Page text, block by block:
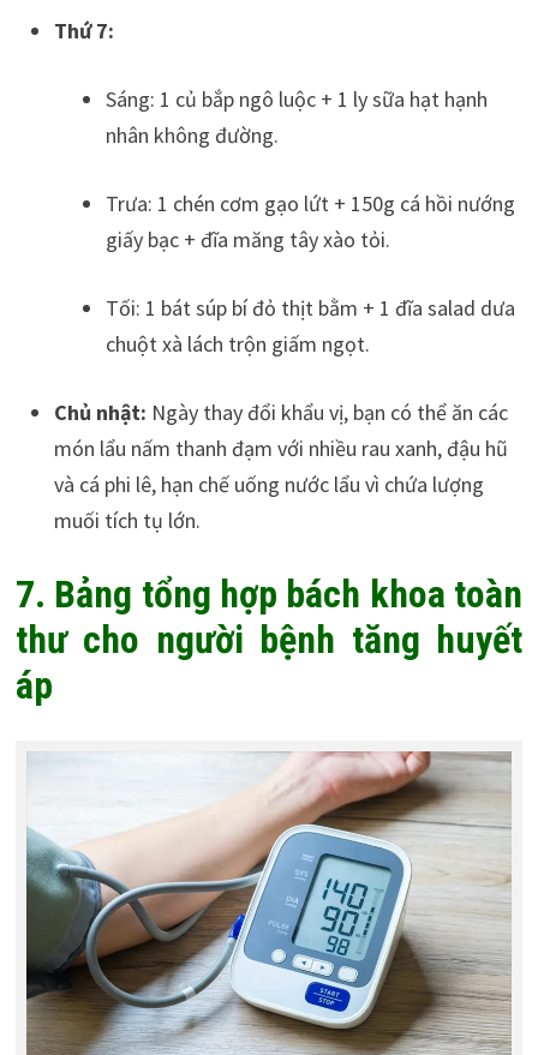
Thứ 7:
Sáng: 1 củ bắp ngô luộc + 1 ly sữa hạt hạnh
nhân không đường.
Trưa: 1 chén cơm gạo lứt + 150g cá hồi nướng
giấy bạc + đĩa măng tây xào tỏi.
Tối: 1 bát súp bí đỏ thịt bằm + 1 đĩa salad dưa
chuột xà lách trộn giấm ngọt.
Chủ nhật: Ngày thay đổi khẩu vị, bạn có thể ăn các
món lẩu nấm thanh đạm với nhiều rau xanh, đậu hũ
và cá phi lê, hạn chế uống nước lẩu vì chứa lượng
muối tích tụ lớn.
7. Bảng tổng hợp bách khoa toàn
thư cho người bệnh tăng huyết
áp